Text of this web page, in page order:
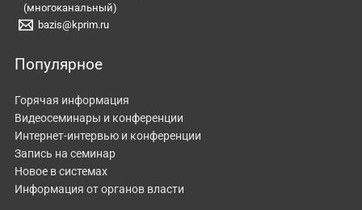
(многоканальный)
bazis@kprim.ru
Популярное
Горячая информация
Видеосеминары и конференции
Интернет-интервью и конференции
Запись на семинар
Новое в системах
Информация от органов власти